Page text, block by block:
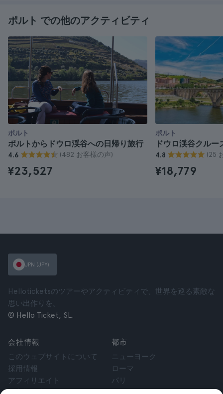
ポルト での他のアクティビティ
ポルト
ポルトからドウロ渓谷への日帰り旅行
4.6 (482 お客様の声)
¥23,527
ポルト
ドウロ渓谷クル
4.8 (25
¥18,779
JPN (JPY)
Helloticketsのツアーやアクティビティで、世界を巡る素敵な
思い出作りを。
© Hello Ticket, SL.
会社情報
このウェブサイトについて
採用情報
アフィリエイト
都市
ニューヨーク
ローマ
パリ